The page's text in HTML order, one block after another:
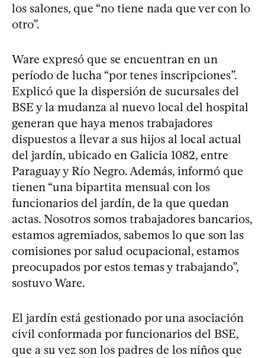
los salones, que “no tiene nada que ver con lo
otro”.
Ware expresó que se encuentran en un
período de lucha “por tenes inscripciones”.
Explicó que la dispersión de sucursales del
BSE y la mudanza al nuevo local del hospital
generan que haya menos trabajadores
dispuestos a llevar a sus hijos al local actual
del jardín, ubicado en Galicia 1082, entre
Paraguay y Río Negro. Además, informó que
tienen “una bipartita mensual con los
funcionarios del jardín, de la que quedan
actas. Nosotros somos trabajadores bancarios,
estamos agremiados, sabemos lo que son las
comisiones por salud ocupacional, estamos
preocupados por estos temas y trabajando”,
sostuvo Ware.
El jardín está gestionado por una asociación
civil conformada por funcionarios del BSE,
que a su vez son los padres de los niños que